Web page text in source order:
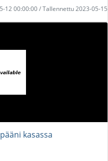
12 00:00:00 / Tallennettu 2023-05-15
kasassa